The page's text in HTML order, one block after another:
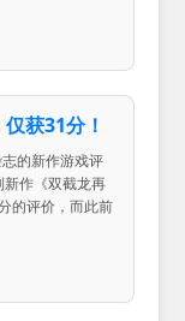
获31分！
的新作游戏评
作《双截龙再
的评价，而此前